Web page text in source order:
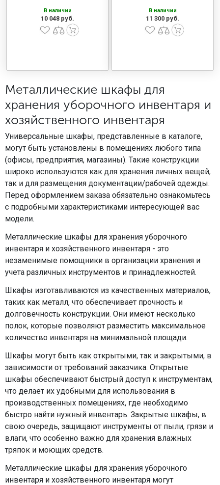
В наличии
10 048 руб.
В наличии
11 300 руб.
Металлические шкафы для
хранения уборочного инвентаря и
хозяйственного инвентаря
Универсальные шкафы, представленные в каталоге,
могут быть установлены в помещениях любого типа
(офисы, предприятия, магазины). Такие конструкции
широко используются как для хранения личных вещей,
так и для размещения документации/рабочей одежды.
Перед оформлением заказа обязательно ознакомьтесь
с подробными характеристиками интересующей вас
модели.
Металлические шкафы для хранения уборочного
инвентаря и хозяйственного инвентаря - это
незаменимые помощники в организации хранения и
учета различных инструментов и принадлежностей.
Шкафы изготавливаются из качественных материалов,
таких как металл, что обеспечивает прочность и
долговечность конструкции. Они имеют несколько
полок, которые позволяют разместить максимальное
количество инвентаря на минимальной площади.
Шкафы могут быть как открытыми, так и закрытыми, в
зависимости от требований заказчика. Открытые
шкафы обеспечивают быстрый доступ к инструментам,
что делает их удобными для использования в
производственных помещениях, где необходимо
быстро найти нужный инвентарь. Закрытые шкафы, в
свою очередь, защищают инструменты от пыли, грязи и
влаги, что особенно важно для хранения влажных
тряпок и моющих средств.
Металлические шкафы для хранения уборочного
инвентаря и хозяйственного инвентаря могут